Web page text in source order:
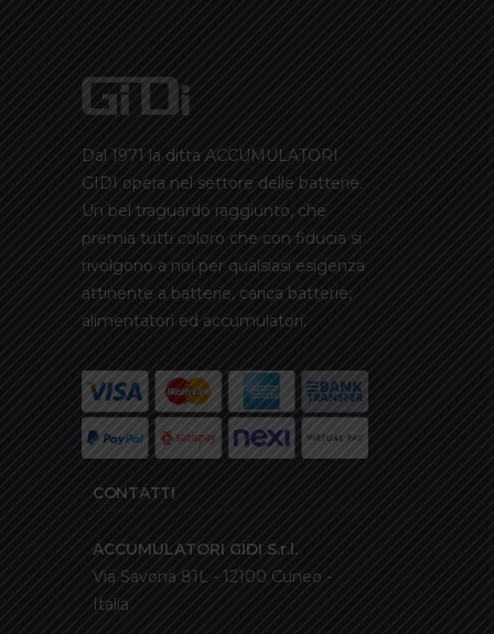
Dal 1971 la ditta ACCUMULATORI
GIDI opera nel settore delle batterie.
Un bel traguardo raggiunto, che
premia tutti coloro che con fiducia si
rivolgono a noi per qualsiasi esigenza
attinente a batterie, carica batterie,
alimentatori ed accumulatori.
CONTATTI
ACCUMULATORI GIDI S.r.l.
Via Savona 81L - 12100 Cuneo -
Italia